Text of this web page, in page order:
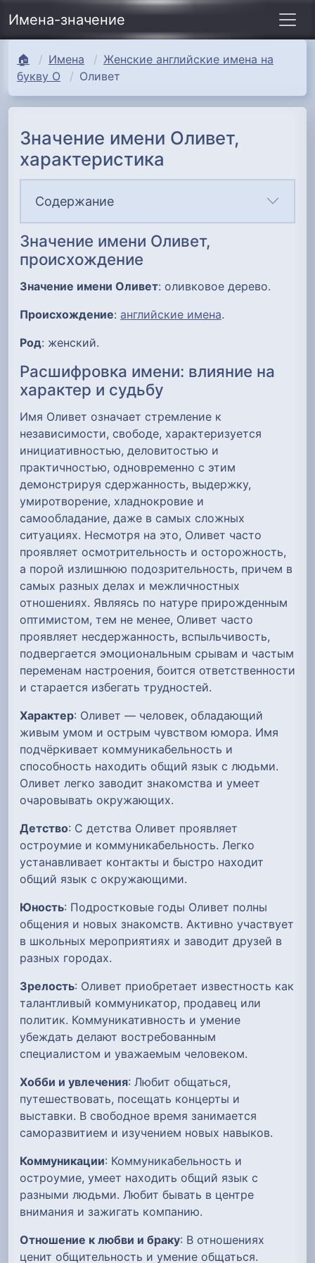
Имена-значение
🏠 Имена
Женские английские имена на
букву О
Оливет
Значение имени Оливет,
характеристика
Содержание
Значение имени Оливет,
происхождение
Значение имени Оливет: оливковое дерево.
Происхождение: английские имена.
Род: женский.
Расшифровка имени: влияние на
характер и судьбу
Имя Оливет означает стремление к
независимости, свободе, характеризуется
инициативностью, деловитостью и
практичностью, одновременно с этим
демонстрируя сдержанность, выдержку,
умиротворение, хладнокровие и
самообладание, даже в самых сложных
ситуациях. Несмотря на это, Оливет часто
проявляет осмотрительность и осторожность,
а порой излишнюю подозрительность, причем в
самых разных делах и межличностных
отношениях. Являясь по натуре прирожденным
оптимистом, тем не менее, Оливет часто
проявляет несдержанность, вспыльчивость,
подвергается эмоциональным срывам и частым
переменам настроения, боится ответственности
и старается избегать трудностей.
Характер: Оливет — человек, обладающий
живым умом и острым чувством юмора. Имя
подчёркивает коммуникабельность и
способность находить общий язык с людьми.
Оливет легко заводит знакомства и умеет
очаровывать окружающих.
Детство: С детства Оливет проявляет
остроумие и коммуникабельность. Легко
устанавливает контакты и быстро находит
общий язык с окружающими.
Юность: Подростковые годы Оливет полны
общения и новых знакомств. Активно участвует
в школьных мероприятиях и заводит друзей в
разных городах.
Зрелость: Оливет приобретает известность как
талантливый коммуникатор, продавец или
политик. Коммуникативность и умение
убеждать делают востребованным
специалистом и уважаемым человеком.
Хобби и увлечения: Любит общаться,
путешествовать, посещать концерты и
выставки. В свободное время занимается
саморазвитием и изучением новых навыков.
Коммуникации: Коммуникабельность и
остроумие, умеет находить общий язык с
разными людьми. Любит бывать в центре
внимания и зажигать компанию.
Отношение к любви и браку: В отношениях
ценит общительность и умение общаться.